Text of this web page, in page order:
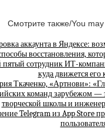
Смотрите также/You
аккаунта в Яндексе:
восстановления,
сотрудник ИТ-
куда движется его
Ткаченко, «Артнови»:
команд зарубежом —
творческой школы и
Telegram из App Store